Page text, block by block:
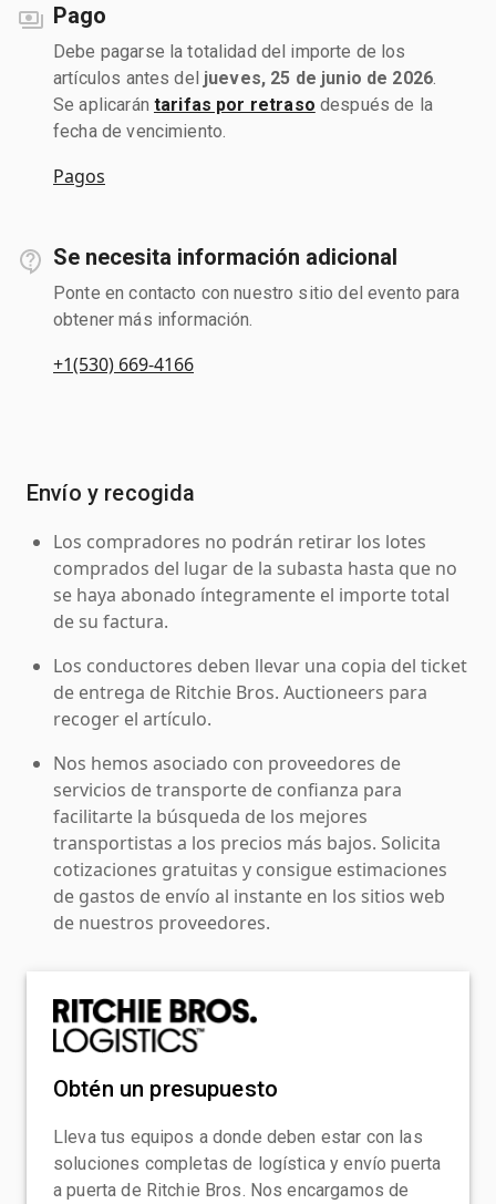
Pago
Debe pagarse la totalidad del importe de los
artículos antes del jueves, 25 de junio de 2026
Se aplicarán tarifas por retraso después de la
fecha de vencimiento.
Pagos
Se necesita información adicional
Ponte en contacto con nuestro sitio del evento para
obtener más información.
+1(530) 669-4166
Envío y recogida
Los compradores no podrán retirar los lotes
comprados del lugar de la subasta hasta que no
se haya abonado íntegramente el importe total
de su factura.
Los conductores deben llevar una copia del ticket
de entrega de Ritchie Bros. Auctioneers para
recoger el artículo.
Nos hemos asociado con proveedores de
servicios de transporte de confianza para
facilitarte la búsqueda de los mejores
transportistas a los precios más bajos. Solicita
cotizaciones gratuitas y consigue estimaciones
de gastos de envío al instante en los sitios web
de nuestros proveedores.
Obtén un presupuesto
Lleva tus equipos a donde deben estar con las
soluciones completas de logística y envío puerta
a puerta de Ritchie Bros. Nos encargamos de